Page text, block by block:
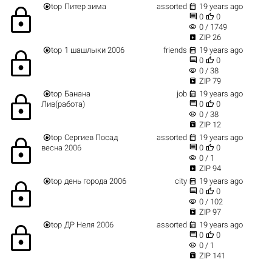
lock top Питер зима assorted  19 years ago
 0  0
visibility 0 / 1749
 ZIP 26
lock top 1 шашлыки 2006 friends  19 years ago
 0  0
visibility 0 / 38
 ZIP 79
lock top Банана
Лив(работа)
job  19 years ago
 0  0
visibility 0 / 38
 ZIP 12
lock top Сергиев Посад
весна 2006
assorted  19 years ago
 0  0
visibility 0 / 1
 ZIP 94
lock top день города 2006 city  19 years ago
 0  0
visibility 0 / 102
 ZIP 97
lock top ДР Неля 2006 assorted  19 years ago
 0  0
visibility 0 / 1
 ZIP 141